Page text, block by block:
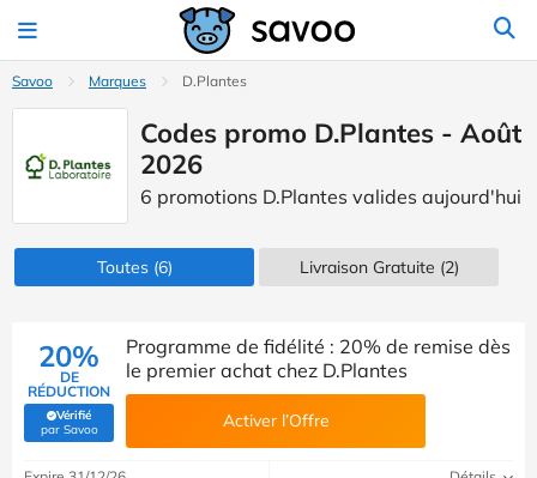
Savoo Marques D.Plantes
Codes promo D.Plantes - Août
2026
6 promotions D.Plantes valides aujourd'hui
Toutes(6) Livraison Gratuite (2)
20%
DE
RÉDUCTION
Vérifié
par Savoo(Vérifié par Savoo)
Programme de fidélité : 20% de remise dès
le premier achat chez D.Plantes
Activer l’Offre